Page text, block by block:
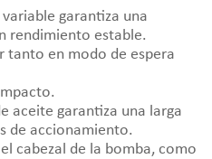
garantiza una
rendimiento estable.
tanto en modo de espera
aceite garantiza una larga
de accionamiento.
cabezal de la bomba, como